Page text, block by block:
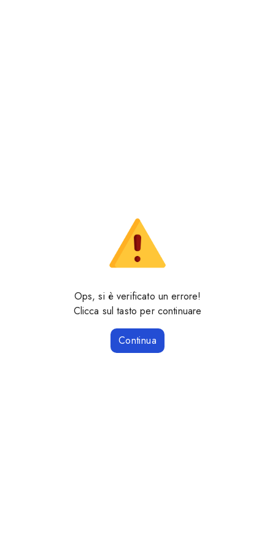
Ops, si è verificato un errore!
Clicca sul tasto per continuare
Continua